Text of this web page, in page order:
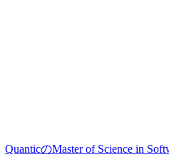
QuanticのMaster of Science in